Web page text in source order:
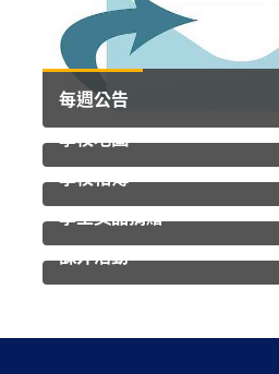
每週公告
學校地圖
學校相簿
學生獎品捐贈
課外活動